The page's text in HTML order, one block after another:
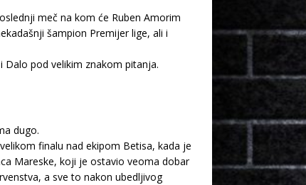
meč na kom će Ruben Amorim
šampion Premijer lige, ali i
Dalo pod velikim znakom pitanja.
dugo.
finalu nad ekipom Betisa, kada je
Mareske, koji je ostavio veoma dobar
a sve to nakon ubedljivog